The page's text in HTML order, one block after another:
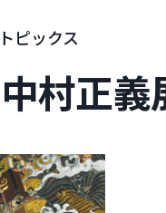
トピックス
村正義